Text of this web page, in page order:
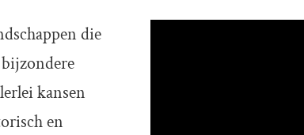
die
kansen
en